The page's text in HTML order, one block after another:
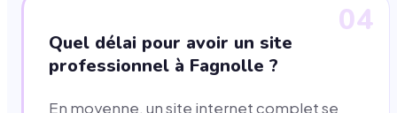
04
Quel délai pour avoir un site
professionnel à Fagnolle ?
En moyenne, un site internet complet se